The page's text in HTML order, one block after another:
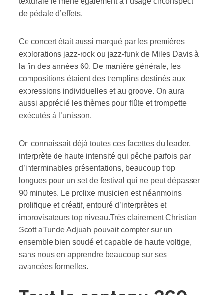
de pédale d’effets.
Ce concert était aussi marqué par les premières
explorations jazz-rock ou jazz-funk de Miles Davis à
la fin des années 60. De manière générale, les
compositions étaient des tremplins destinés aux
expressions individuelles et au groove. On aura
aussi apprécié les thèmes pour flûte et trompette
exécutés à l’unisson.
On connaissait déjà toutes ces facettes du leader,
interprète de haute intensité qui pêche parfois par
d’interminables présentations, beaucoup trop
longues pour un set de festival qui ne peut dépasser
90 minutes. Le prolixe musicien est néanmoins
prolifique et créatif, entouré d’interprètes et
improvisateurs top niveau.Très clairement Christian
Scott aTunde Adjuah pouvait compter sur un
ensemble bien soudé et capable de haute voltige,
sans nous en apprendre beaucoup sur ses
avancées formelles.